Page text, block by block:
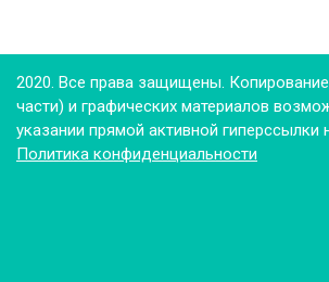
2020. Все права защищены. Копирование
части) и графических материалов
указании прямой активной гиперссылки
Политика конфиденциальности